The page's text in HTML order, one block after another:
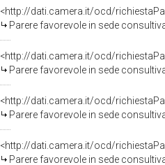
<http://dati.camera.it/ocd/
Parere favorevole in sede
<http://dati.camera.it/ocd/
Parere favorevole in sede
<http://dati.camera.it/ocd/
Parere favorevole in sede
<http://dati.camera.it/ocd/
Parere favorevole in sede